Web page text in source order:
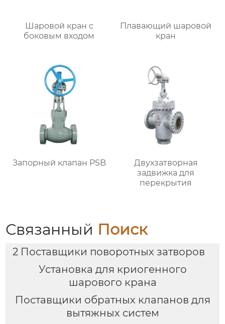
Шаровой кран с
боковым входом
Плавающий шаровой
кран
Запорный клапан PSB
Двухзатворная
задвижка для
перекрытия
Связанный Поиск
2 Поставщики поворотных затворов
Установка для криогенного
шарового крана
Поставщики обратных клапанов для
вытяжных систем